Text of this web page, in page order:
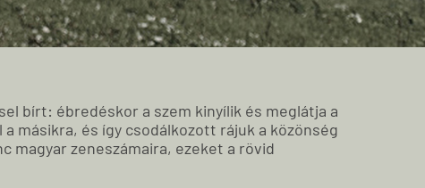
bírt: ébredéskor a szem kinyílik és meglátja a
másikra, és így csodálkozott rájuk a közönség
magyar zeneszámaira, ezeket a rövid